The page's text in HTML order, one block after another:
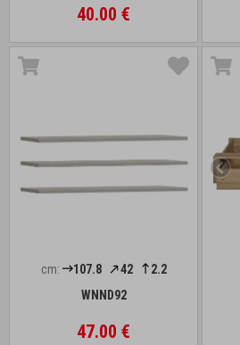
40.00 €
cm: 107.8 42
2.2
WNND92
47.00 €